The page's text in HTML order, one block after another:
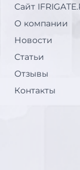
Сайт
О компании
Новости
Статьи
Отзывы
Контакты